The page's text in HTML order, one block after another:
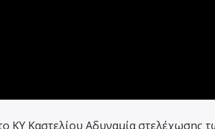
ΚΥ Καστελίου Αδυναμία στελέχωσης